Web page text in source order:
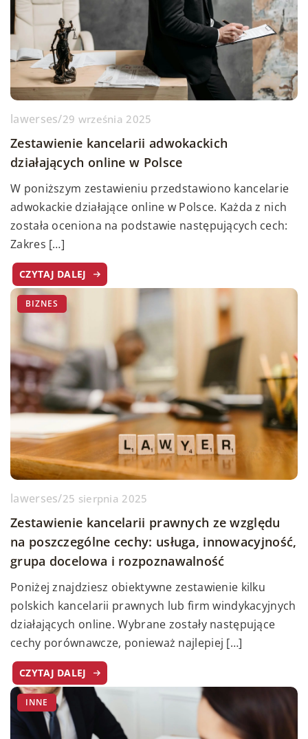
lawerses/29 września 2025
Zestawienie kancelarii adwokackich
działających online w Polsce
W poniższym zestawieniu przedstawiono kancelarie
adwokackie działające online w Polsce. Każda z nich
została oceniona na podstawie następujących cech:
Zakres […]
CZYTAJ DALEJ
BIZNES
lawerses/25 sierpnia 2025
Zestawienie kancelarii prawnych ze względu
na poszczególne cechy: usługa, innowacyjność,
grupa docelowa i rozpoznawalność
Poniżej znajdziesz obiektywne zestawienie kilku
polskich kancelarii prawnych lub firm windykacyjnych
działających online. Wybrane zostały następujące
cechy porównawcze, ponieważ najlepiej […]
CZYTAJ DALEJ
INNE